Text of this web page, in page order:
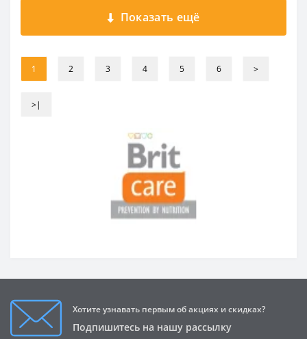
Показать ещё
1 2 3 4 5 6 >
>|
Хотите узнавать первым об акциях и скидках?
Подпишитесь на нашу рассылку